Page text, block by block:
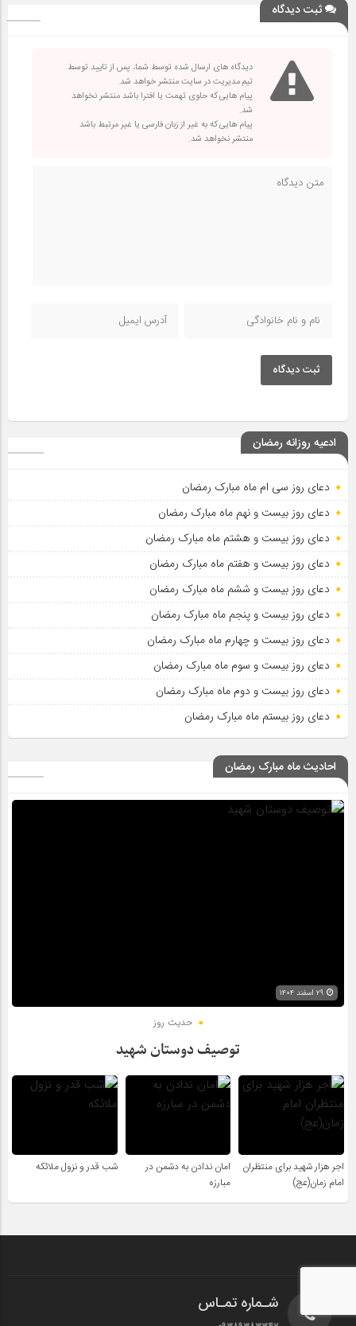
ثبت دیدگاه
دیدگاه های ارسال شده توسط شما، پس از تایید توسط
تیم مدیریت در سایت منتشر خواهد شد.
پیام هایی که حاوی تهمت یا افترا باشد منتشر نخواهد
شد.
پیام هایی که به غیر از زبان فارسی یا غیر مرتبط باشد
منتشر نخواهد شد.
ثبت دیدگاه
ادعیه روزانه رمضان
دعای روز سی ام ماه مبارک رمضان
دعای روز بیست و نهم ماه مبارک رمضان
دعای روز بیست و هشتم ماه مبارک رمضان
دعای روز بیست و هفتم ماه مبارک رمضان
دعای روز بیست و ششم ماه مبارک رمضان
دعای روز بیست و پنجم ماه مبارک رمضان
دعای روز بیست و چهارم ماه مبارک رمضان
دعای روز بیست و سوم ماه مبارک رمضان
دعای روز بیست و دوم ماه مبارک رمضان
دعای روز بیستم ماه مبارک رمضان
احادیث ماه مبارک رمضان
حدیث روز
توصیف دوستان شهید
اجر هزار شهید برای منتظران
امام زمان(عج)
امان ندادن به دشمن در
مبارزه
شب قدر و نزول ملائکه
شـماره تمـاس